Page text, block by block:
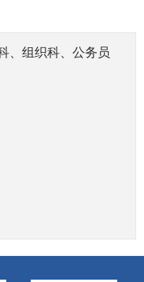
员队伍建设和绩
组织科、公务员